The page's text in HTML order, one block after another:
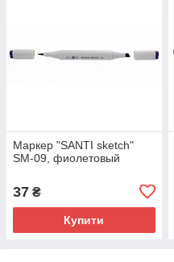
Маркер "SANTI sketch"
SM-09, фиолетовый
37 ₴
Купити